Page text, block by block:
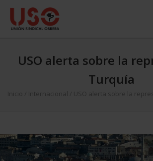
USO alerta sobre la
Turquía
Inicio Internacional USO alerta sobre la